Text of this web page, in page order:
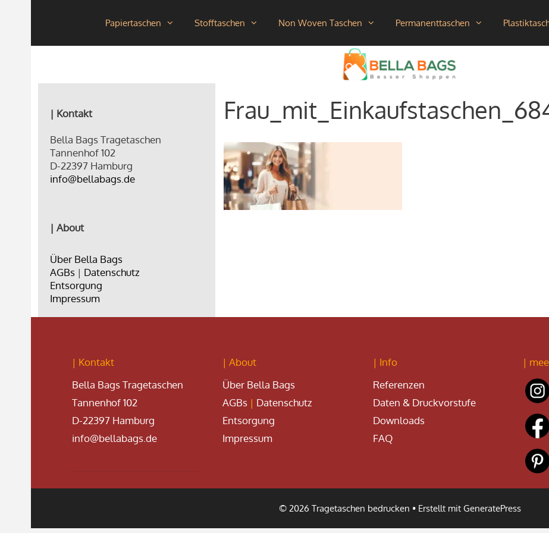
Papiertaschen Stofftaschen Non Woven Taschen Permanenttaschen
| Kontakt
Bella Bags Tragetaschen
Tannenhof 102
D-22397 Hamburg
info@bellabags.de
| About
Über Bella Bags
AGBs | Datenschutz
Entsorgung
Impressum
| Kontakt
Bella Bags Tragetaschen
Tannenhof 102
D-22397 Hamburg
info@bellabags.de
| About
Über Bella Bags
AGBs| Datenschutz
Entsorgung
Impressum
| Info
Referenzen
Daten & Druckvorstufe
Downloads
FAQ
|
© 2026 Tragetaschen bedrucken • Erstellt mit GeneratePress